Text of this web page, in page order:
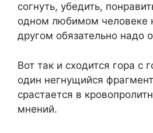
согнуть, убедить,
одном любимом человеке
другом обязательно надо
Вот так и сходится гора с
один негнущийся
срастается в
мнений.